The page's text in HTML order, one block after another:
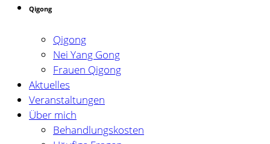
Qigong
Qigong
Nei Yang Gong
Frauen Qigong
Aktuelles
Veranstaltungen
Über mich
Behandlungskosten